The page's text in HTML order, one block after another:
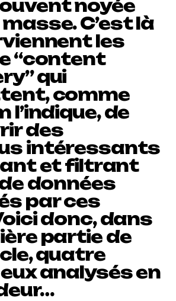
noyée
C’est là
les
“content
qui
comme
l’indique, de
des
intéressants
et filtrant
données
par ces
donc, dans
partie de
quatre
analysés en